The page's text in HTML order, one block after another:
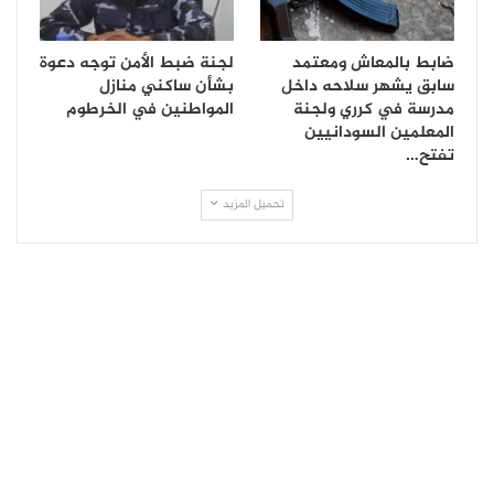
ضابط بالمعاش ومعتمد
سابق يشهر سلاحه داخل
مدرسة في كرري ولجنة
المعلمين السودانيين
تفتح…
لجنة ضبط الأمن توجه دعوة
بشأن ساكني منازل
المواطنين في الخرطوم
تحميل المزيد